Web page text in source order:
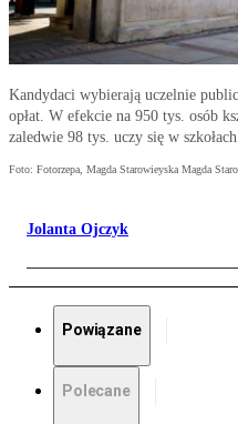
Kandydaci wybierają uczelnie
opłat. W efekcie na 950 tys. osób
zaledwie 98 tys. uczy się w
Foto: Fotorzepa, Magda Starowieyska Magda
Jolanta Ojczyk
Powiązane
Polecane